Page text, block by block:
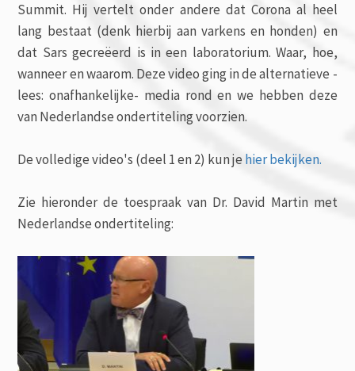
Summit. Hij vertelt onder andere dat Corona al heel
lang bestaat (denk hierbij aan varkens en honden) en
dat Sars gecreëerd is in een laboratorium. Waar, hoe,
wanneer en waarom. Deze video ging in de alternatieve -
lees: onafhankelijke- media rond en we hebben deze
van Nederlandse ondertiteling voorzien.
De volledige video's (deel 1 en 2) kun jehier bekijken.
Zie hieronder de toespraak van Dr. David Martin met
Nederlandse ondertiteling: